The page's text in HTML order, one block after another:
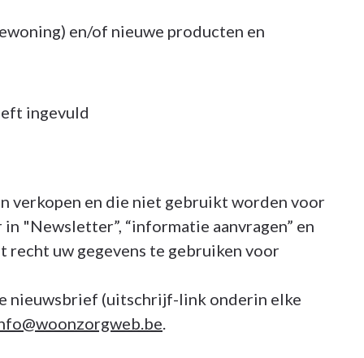
en/of nieuwe producten en
ingevuld
verkopen en die niet gebruikt worden voor
"Newsletter”, “informatie aanvragen” en
recht uw gegevens te gebruiken voor
nieuwsbrief (uitschrijf-link onderin elke
.